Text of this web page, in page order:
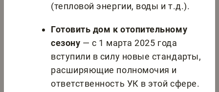
(тепловой энергии, воды и т.д.).
Готовить дом к отопительному
сезону — с 1 марта 2025 года
вступили в силу новые стандарты,
расширяющие полномочия и
ответственность УК в этой сфере.